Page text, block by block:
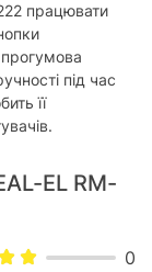
та правої
DPI
працювати
під час
її
EL RM-
0